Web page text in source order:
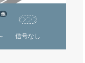
他
信号なし